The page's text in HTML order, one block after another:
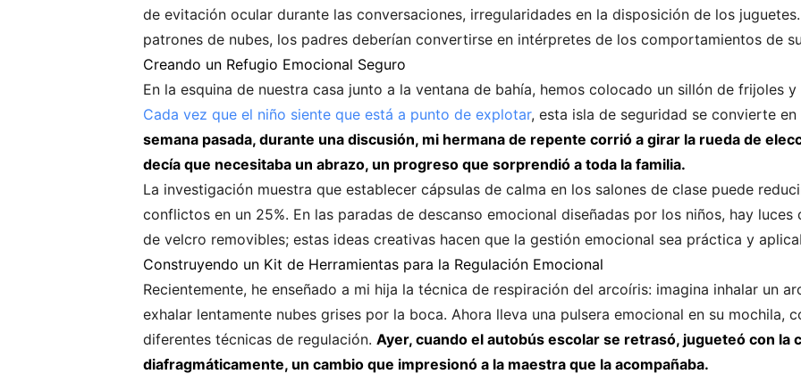
de evitación ocular durante las conversaciones, irregularidades en la disposición de los
patrones de nubes, los padres deberían convertirse en intérpretes de los comportamientos de
Creando un Refugio Emocional Seguro
En la esquina de nuestra casa junto a la ventana de bahía, hemos colocado un sillón de frijoles
Cada vez que el niño siente que está a punto de explotar, esta isla de seguridad se convierte
semana pasada, durante una discusión, mi hermana de repente corrió a girar la rueda de
decía que necesitaba un abrazo, un progreso que sorprendió a toda la familia.
La investigación muestra que establecer cápsulas de calma en los salones de clase puede
conflictos en un 25%. En las paradas de descanso emocional diseñadas por los niños, hay
de velcro removibles; estas ideas creativas hacen que la gestión emocional sea práctica y
Construyendo un Kit de Herramientas para la Regulación Emocional
Recientemente, he enseñado a mi hija la técnica de respiración del arcoíris: imagina inhalar un
exhalar lentamente nubes grises por la boca. Ahora lleva una pulsera emocional en su mochila,
diferentes técnicas de regulación. Ayer, cuando el autobús escolar se retrasó, jugueteó con la
diafragmáticamente, un cambio que impresionó a la maestra que la acompañaba.